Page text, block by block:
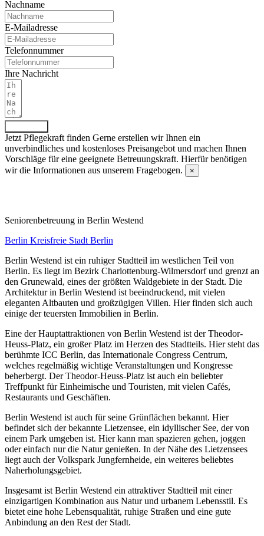
Nachname
E-Mailadresse
Telefonnummer
Ihre Nachricht
Jetzt Pflegekraft finden Gerne erstellen wir Ihnen ein
unverbindliches und kostenloses Preisangebot und machen Ihnen
Vorschläge für eine geeignete Betreuungskraft. Hierfür benötigen
wir die Informationen aus unserem Fragebogen.
×
Senioren­betreuung in Berlin Westend
Berlin Kreisfreie Stadt Berlin
Berlin Westend ist ein ruhiger Stadtteil im westlichen Teil von
Berlin. Es liegt im Bezirk Charlottenburg-Wilmersdorf und grenzt an
den Grunewald, eines der größten Waldgebiete in der Stadt. Die
Architektur in Berlin Westend ist beeindruckend, mit vielen
eleganten Altbauten und großzügigen Villen. Hier finden sich auch
einige der teuersten Immobilien in Berlin.
Eine der Hauptattraktionen von Berlin Westend ist der Theodor-
Heuss-Platz, ein großer Platz im Herzen des Stadtteils. Hier steht das
berühmte ICC Berlin, das Internationale Congress Centrum,
welches regelmäßig wichtige Veranstaltungen und Kongresse
beherbergt. Der Theodor-Heuss-Platz ist auch ein beliebter
Treffpunkt für Einheimische und Touristen, mit vielen Cafés,
Restaurants und Geschäften.
Berlin Westend ist auch für seine Grünflächen bekannt. Hier
befindet sich der bekannte Lietzensee, ein idyllischer See, der von
einem Park umgeben ist. Hier kann man spazieren gehen, joggen
oder einfach nur die Natur genießen. In der Nähe des Lietzensees
liegt auch der Volkspark Jungfernheide, ein weiteres beliebtes
Naherholungsgebiet.
Insgesamt ist Berlin Westend ein attraktiver Stadtteil mit einer
einzigartigen Kombination aus Natur und urbanem Lebensstil. Es
bietet eine hohe Lebensqualität, ruhige Straßen und eine gute
Anbindung an den Rest der Stadt.